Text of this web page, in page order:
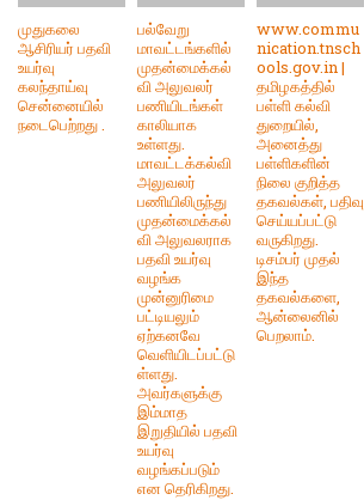
முதுகலை
ஆசிரியர் பதவி
உயர்வு
கலந்தாய்வு
சென்னையில்
நடைபெற்றது .
பல்வேறு
மாவட்டங்களில்
முதன்மைக்கல்
வி அலுவலர்
பணியிடங்கள்
காலியாக
உள்ளது.
மாவட்டக்கல்வி
அலுவலர்
பணியிலிருந்து
முதன்மைக்கல்
வி அலுவலராக
பதவி உயர்வு
வழங்க
முன்னுரிமை
பட்டியலும்
ஏற்கனவே
வெளியிடப்பட்டு
ள்ளது.
அவர்களுக்கு
இம்மாத
இறுதியில் பதவி
உயர்வு
வழங்கப்படும்
என தெரிகிறது.
www.commu
nication.tnsch
ools.gov.in |
தமிழகத்தில்
பள்ளி கல்வி
துறையில்,
அனைத்து
பள்ளிகளின்
நிலை குறித்த
தகவல்கள், பதிவு
செய்யப்பட்டு
வருகிறது.
டிசம்பர் முதல்
இந்த
தகவல்களை,
ஆன்லைனில்
பெறலாம்.